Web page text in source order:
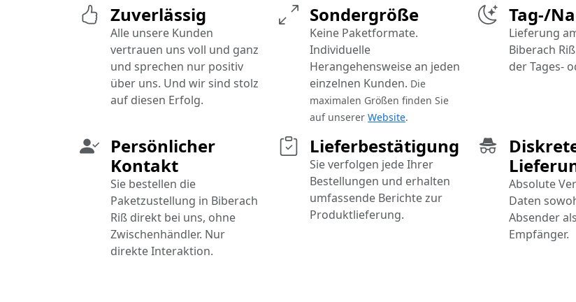
Absolute
Daten
Absender
Empfänger.
Tag-/
Lieferung
Biberach
der Tages-
Persönlicher
Kontakt
Sie bestellen die
Paketzustellung in Biberach
Riß direkt bei uns, ohne
Zwischenhändler. Nur
direkte Interaktion.
Sondergröße
Keine Paketformate.
Individuelle
Herangehensweise an jeden
einzelnen Kunden. Die
maximalen Größen finden Sie
auf unserer Website.
Lieferbestätigung
Sie verfolgen jede Ihrer
Bestellungen und erhalten
umfassende Berichte zur
Produktlieferung.
Zuverlässig
Alle unsere Kunden
vertrauen uns voll und ganz
und sprechen nur positiv
über uns. Und wir sind stolz
auf diesen Erfolg.